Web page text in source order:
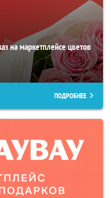
на маркетплейсе цветов
ПОДРОБНЕЕ